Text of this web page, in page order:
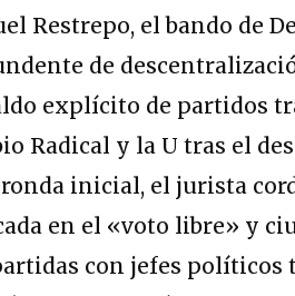
Restrepo, el bando de
de
explícito de partidos
Radical y la U tras el
inicial, el jurista
en el «voto libre» y
con jefes políticos